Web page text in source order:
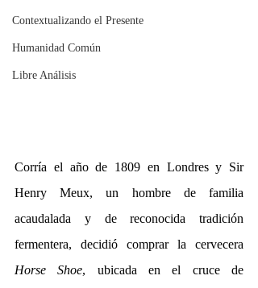
Contextualizando el Presente
Humanidad Común
Libre Análisis
Corría el año de 1809 en Londres y Sir
Henry Meux, un hombre de familia
acaudalada y de reconocida tradición
Horse Shoe